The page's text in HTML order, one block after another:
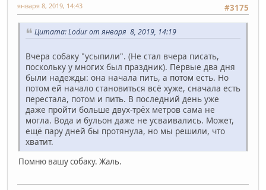
#3175
января 8, 2019, 14:43
Цитата: Lodur от января 8, 2019, 14:19
Вчера собаку "усыпили". (Не стал вчера писать,
поскольку у многих был праздник). Первые два дня
были надежды: она начала пить, а потом есть. Но
потом ей начало становиться всё хуже, сначала есть
перестала, потом и пить. В последний день уже
даже пройти больше двух-трёх метров сама не
могла. Вода и бульон даже не усваивались. Может,
ещё пару дней бы протянула, но мы решили, что
хватит.
Помню вашу собаку. Жаль.